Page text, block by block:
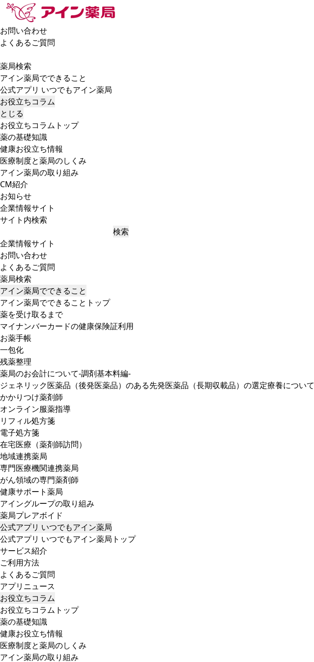
お問い合わせ
よくあるご質問
薬局検索
アイン薬局でできること
公式アプリ いつでもアイン薬局
お役立ちコラム
とじる
お役立ちコラムトップ
薬の基礎知識
健康お役立ち情報
医療制度と薬局のしくみ
アイン薬局の取り組み
CM紹介
お知らせ
企業情報サイト
サイト内検索
検索
企業情報サイト
お問い合わせ
よくあるご質問
薬局検索
アイン薬局でできること
アイン薬局でできることトップ
薬を受け取るまで
マイナンバーカードの健康保険証利用
お薬手帳
一包化
残薬整理
薬局のお会計について-調剤基本料編-
ジェネリック医薬品（後発医薬品）のある先発医薬品（長期収載品）の選定療養について
かかりつけ薬剤師
オンライン服薬指導
リフィル処方箋
電子処方箋
在宅医療（薬剤師訪問）
地域連携薬局
専門医療機関連携薬局
がん領域の専門薬剤師
健康サポート薬局
アイングループの取り組み
薬局プレアボイド
公式アプリ いつでもアイン薬局
公式アプリ いつでもアイン薬局トップ
サービス紹介
ご利用方法
よくあるご質問
アプリニュース
お役立ちコラム
お役立ちコラムトップ
薬の基礎知識
健康お役立ち情報
医療制度と薬局のしくみ
アイン薬局の取り組み